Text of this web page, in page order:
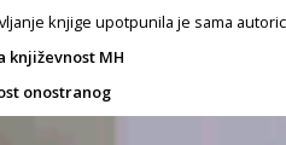
knjige upotpunila je sama
književnost MH
onostranog